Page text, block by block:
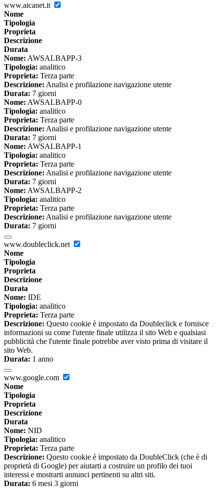
www.aicanet.it
Nome
Tipologia
Proprieta
Descrizione
Durata
Nome: AWSALBAPP-3
Tipologia: analitico
Proprieta: Terza parte
Descrizione: Analisi e profilazione navigazione utente
Durata: 7 giorni
Nome: AWSALBAPP-0
Tipologia: analitico
Proprieta: Terza parte
Descrizione: Analisi e profilazione navigazione utente
Durata: 7 giorni
Nome: AWSALBAPP-1
Tipologia: analitico
Proprieta: Terza parte
Descrizione: Analisi e profilazione navigazione utente
Durata: 7 giorni
Nome: AWSALBAPP-2
Tipologia: analitico
Proprieta: Terza parte
Descrizione: Analisi e profilazione navigazione utente
Durata: 7 giorni
www.doubleclick.net
Nome
Tipologia
Proprieta
Descrizione
Durata
Nome: IDE
Tipologia: analitico
Proprieta: Terza parte
Descrizione: Questo cookie è impostato da Doubleclick e fornisce
informazioni su come l'utente finale utilizza il sito Web e qualsiasi
pubblicità che l'utente finale potrebbe aver visto prima di visitare il
sito Web.
Durata: 1 anno
www.google.com
Nome
Tipologia
Proprieta
Descrizione
Durata
Nome: NID
Tipologia: analitico
Proprieta: Terza parte
Descrizione: Questo cookie è impostato da DoubleClick (che è di
proprietà di Google) per aiutarti a costruire un profilo dei tuoi
interessi e mostrarti annunci pertinenti su altri siti.
Durata: 6 mesi 3 giorni